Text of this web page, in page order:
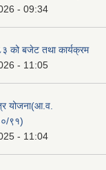
- 09:34
को बजेट तथा कार्यक्रम
- 11:05
योजना(आ.व.
९१)
- 11:04